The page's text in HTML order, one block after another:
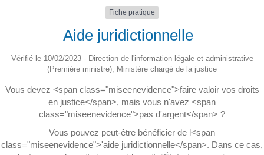
Fiche pratique
Aide juridictionnelle
Vérifié le 10/02/2023 - Direction de l'information légale et administrative
(Première ministre), Ministère chargé de la justice
Vous devez <span class="miseenevidence">faire valoir vos droits
en justice</span>, mais vous n'avez <span
class="miseenevidence">pas d'argent</span> ?
Vous pouvez peut-être bénéficier de l<span
class="miseenevidence">'aide juridictionnelle</span>. Dans ce cas,